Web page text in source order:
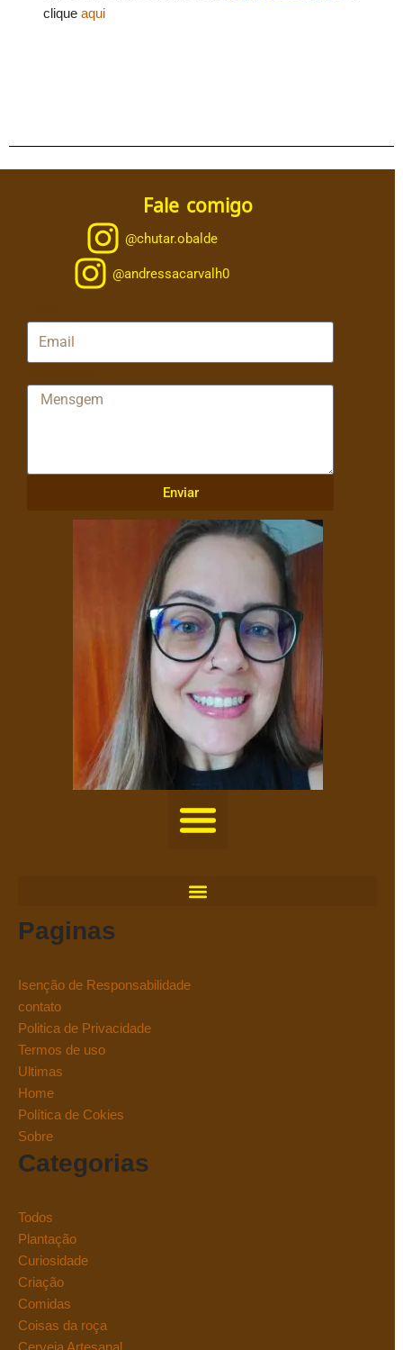
clique aqui
Fale comigo
@chutar.obalde
@andressacarvalh0
Enviar
Paginas
Isenção de Responsabilidade
contato
Politica de Privacidade
Termos de uso
Ultimas
Home
Política de Cokies
Sobre
Categorias
Todos
Plantação
Curiosidade
Criação
Comidas
Coisas da roça
Cerveja Artesanal